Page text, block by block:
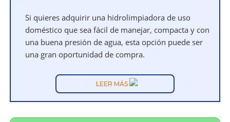
Si quieres adquirir una hidrolimpiadora de uso
doméstico que sea fácil de manejar, compacta y con
una buena presión de agua, esta opción puede ser
una gran oportunidad de compra.
LEER MÁS